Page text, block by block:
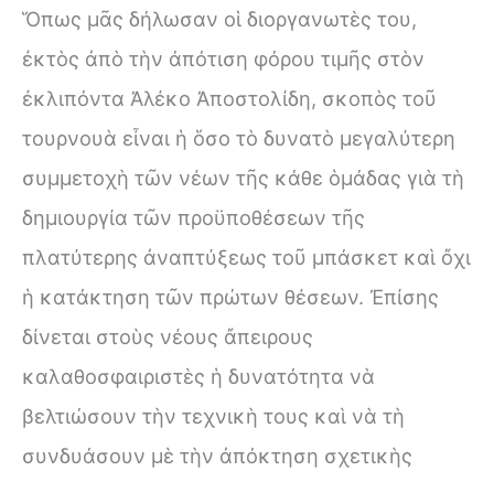
Ὅπως μᾶς δήλωσαν οἱ διοργανωτὲς του,
ἐκτὸς ἀπὸ τὴν άπότιση φόρου τιμῆς στὸν
ἐκλιπόντα Ἀλέκο Ἀποστολίδη, σκοπὸς τοῦ
τουρνουὰ εἶναι ἡ ὅσο τὸ δυνατὸ μεγαλύτερη
συμμετοχὴ τῶν νέων τῆς κάθε ὁμάδας γιὰ τὴ
δημιουργία τῶν προϋποθέσεων τῆς
πλατύτερης ἀναπτύξεως τοῦ μπάσκετ καὶ ὄχι
ἡ κατάκτηση τῶν πρώτων θέσεων. Ἐπίσης
δίνεται στοὺς νέους ἄπειρους
καλαθοσφαιριστὲς ἡ δυνατότητα νὰ
βελτιώσουν τὴν τεχνικὴ τους καὶ νὰ τὴ
συνδυάσουν μὲ τὴν ἀπόκτηση σχετικὴς